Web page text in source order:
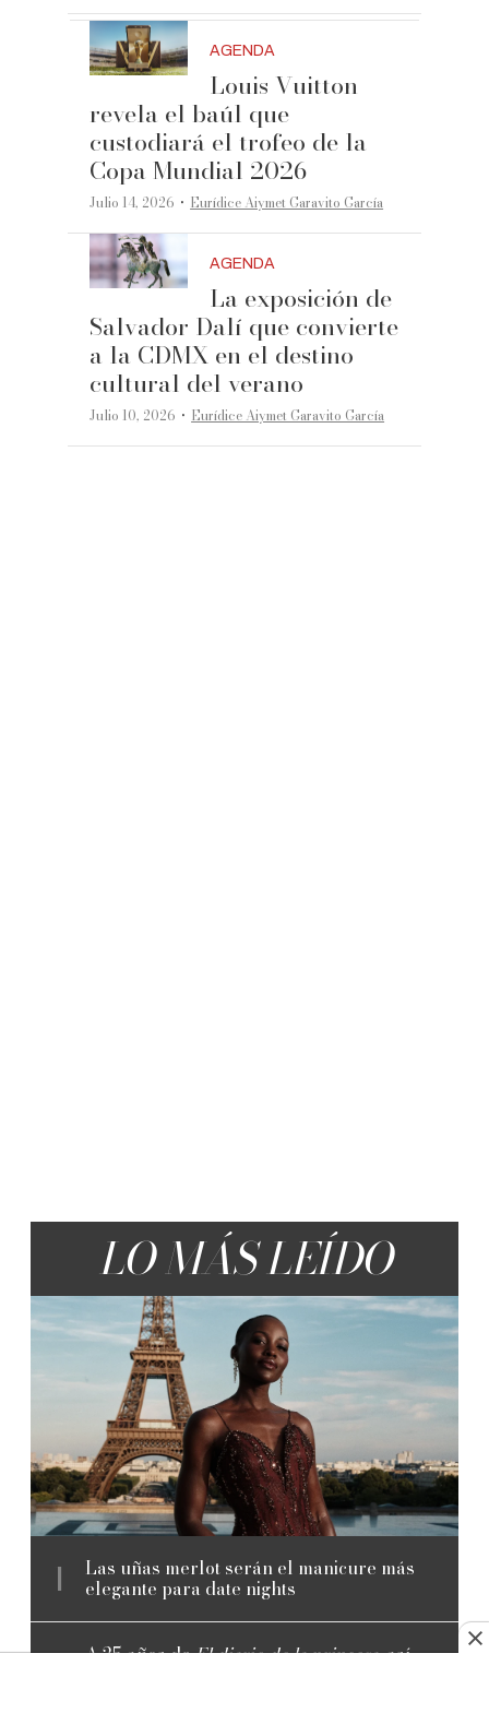
AGENDA
Louis Vuitton
revela el baúl que
custodiará el trofeo de la
Copa Mundial 2026
Julio 14, 2026 ·Eurídice Aiymet Garavito García
AGENDA
La exposición de
Salvador Dalí que convierte
a la CDMX en el destino
cultural del verano
Julio 10, 2026 ·Eurídice Aiymet Garavito García
LO MÁS LEÍDO
Las uñas merlot serán el manicure más
elegante para date nights
A 25 años deEl diario de la princesa, así